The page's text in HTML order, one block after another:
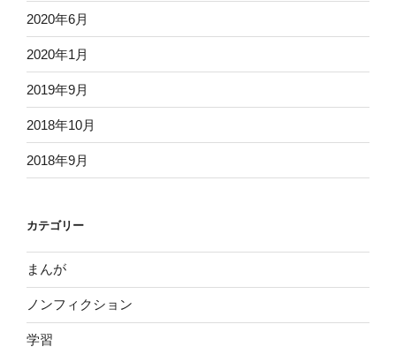
2020年6月
2020年1月
2019年9月
2018年10月
2018年9月
カテゴリー
まんが
ノンフィクション
学習